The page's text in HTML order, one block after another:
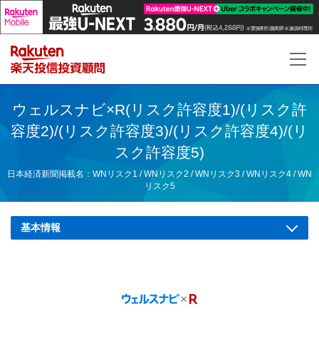
ウェルスナビ×R(リスク許容度1)/(リスク許
容度2)/(リスク許容度3)/(リスク許容度4)/(リ
スク許容度5)
日本経済新聞掲載名：WNリスク1 / WNリスク2 / WNリスク3 / WNリスク4 / WN
リスク5